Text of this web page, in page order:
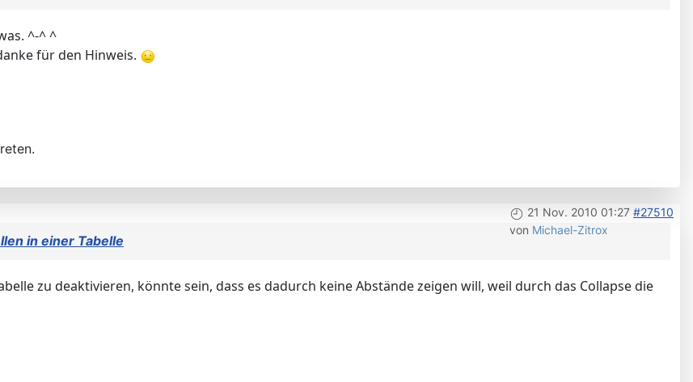
^-^ ^
für den Hinweis.
21 Nov. 2010 01:27 #27510
von Michael-Zitrox
in einer Tabelle
zu deaktivieren, könnte sein, dass es dadurch keine Abstände zeigen will, weil durch das Collapse die